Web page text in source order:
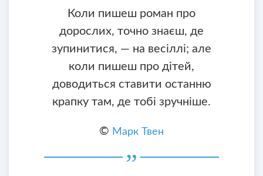
Коли пишеш роман про
дорослих, точно знаєш, де
зупинитися, — на весіллі; але
коли пишеш про дітей,
доводиться ставити останню
крапку там, де тобі зручніше.
© Марк Твен